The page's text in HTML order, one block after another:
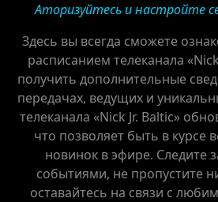
Аторизуйтесь и настройте
Здесь вы всегда сможете
расписанием телеканала
получить дополнительные
передачах, ведущих и
телеканала «Nick Jr. Baltic»
что позволяет быть в курсе
новинок в эфире. Следите
событиями, не пропустите
оставайтесь на связи с